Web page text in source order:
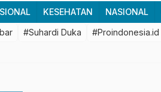
KESEHATAN NASIONAL
#Suhardi Duka #Proindonesia.id